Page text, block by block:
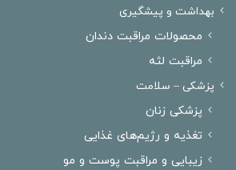
بهداشت و پیشگیری
محصولات مراقبت دندان
مراقبت لثه
پزشکی – سلامت
پزشکی زنان
تغذیه و رژیم‌های غذایی
زیبایی و مراقبت پوست و مو